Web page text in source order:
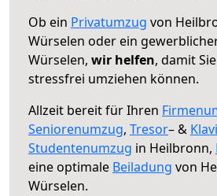
Ob ein Privatumzug von
Würselen oder ein
Würselen, wir helfen, damit
stressfrei umziehen können.
Allzeit bereit für Ihren
Seniorenumzug, Tresor– &
Studentenumzug in Heilbronn,
eine optimale Beiladung von
Würselen.